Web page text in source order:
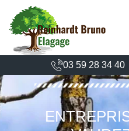
03 59 28 34 40